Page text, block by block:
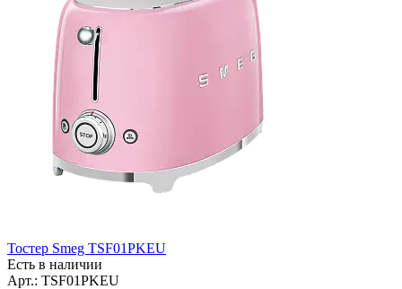
Тостер Smeg TSF01PKEU
Есть в наличии
Арт.: TSF01PKEU